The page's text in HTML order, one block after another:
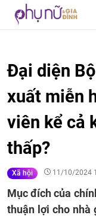
Đại diện
xuất miễn
viên kể cả
thấp?
Xã hội 11/10/2024
Mục đích của
thuận lợi cho nhà